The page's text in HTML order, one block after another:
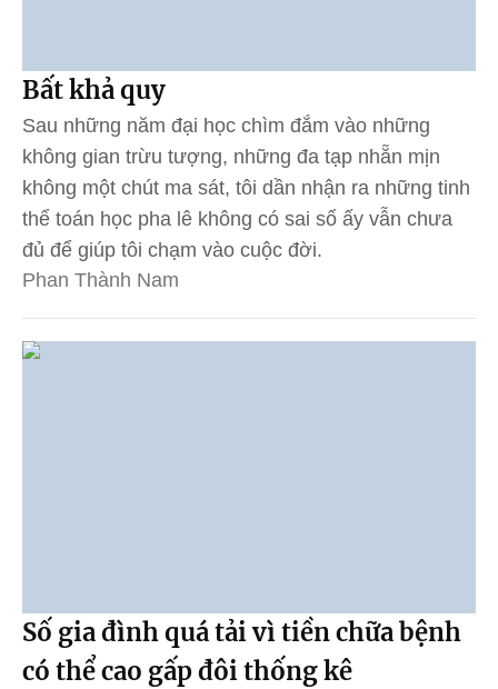
Bất khả quy
Sau những năm đại học chìm đắm vào những
không gian trừu tượng, những đa tạp nhẵn mịn
không một chút ma sát, tôi dần nhận ra những tinh
thể toán học pha lê không có sai số ấy vẫn chưa
đủ để giúp tôi chạm vào cuộc đời.
Phan Thành Nam
Số gia đình quá tải vì tiền chữa bệnh
có thể cao gấp đôi thống kê